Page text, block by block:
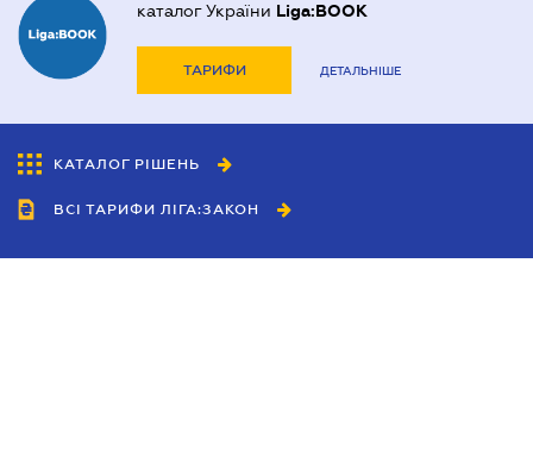
каталог України Liga:BOOK
ТАРИФИ ДЕТАЛЬНІШЕ
КАТАЛОГ РІШЕНЬ
ВСІ ТАРИФИ ЛІГА:ЗАКОН